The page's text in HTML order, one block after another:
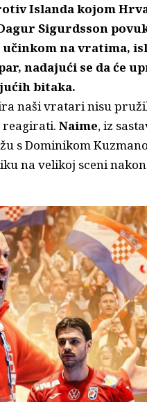
Islanda kojom
Sigurdsson
na vratima,
nadajući se da će
bitaka.
naši vratari nisu
reagirati. Naime, iz
s Dominikom
na velikoj sceni